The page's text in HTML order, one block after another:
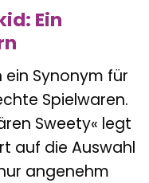
Ein
ein Synonym für
Spielwaren.
Sweety« legt
auf die Auswahl
angenehm